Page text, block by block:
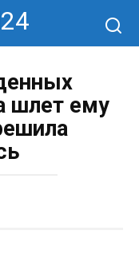
шлет ему